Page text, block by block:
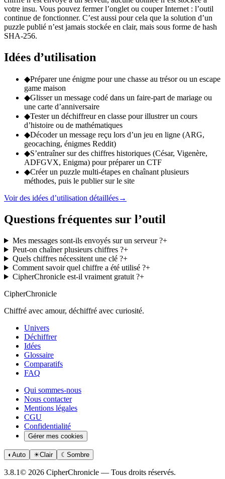
votre insu. Vous pouvez fermer l’onglet ou couper Internet : l’outil
continue de fonctionner. C’est aussi pour cela que la solution d’un
puzzle publié n’est jamais stockée en clair, mais sous forme de hash
SHA-256.
Idées d’utilisation
◆Préparer une énigme pour une chasse au trésor ou un escape
game maison
◆Glisser un message codé dans un faire-part de mariage ou
une carte d’anniversaire
◆Tester un déchiffreur en classe pour illustrer un cours
d’histoire ou de mathématiques
◆Décoder un message reçu lors d’un jeu en ligne (ARG,
geocaching, énigmes Reddit)
◆S’entraîner sur des chiffres historiques (César, Vigenère,
ADFGVX, Enigma) pour préparer un CTF
◆Créer un puzzle multi-étapes en chaînant plusieurs
méthodes, puis le publier sur le site
Voir des idées d’utilisation détaillées→
Questions fréquentes sur l’outil
Mes messages sont-ils envoyés sur un serveur ?+
Peut-on chaîner plusieurs chiffres ?+
Quels chiffres nécessitent une clé ?+
Comment savoir quel chiffre a été utilisé ?+
CipherChronicle est-il vraiment gratuit ?+
CipherChronicle
Chiffré avec amour, déchiffré avec curiosité.
Univers
Déchiffrer
Idées
Glossaire
Comparatifs
FAQ
Qui sommes-nous
Nous contacter
Mentions légales
CGU
Confidentialité
Gérer mes cookies
◐ Auto ☀Clair ☾ Sombre
3.8.1© 2026 CipherChronicle — Tous droits réservés.